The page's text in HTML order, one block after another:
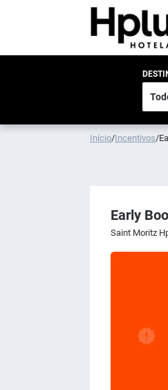
Início/Incentivos/
Early
Saint Moritz